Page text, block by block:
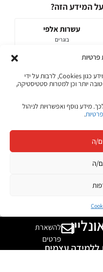
פרטיות
באתר זה נעשה שימוש בטכנולוגיות איסוף מידע כגון Cookies, לרבות על ידי
יותר וכן למטרות סטטיסטיקה,
נוסף ואפשרויות לניהול
.
ה
ה
המידע הזה?
עשרות אלפי
בוגרים
מרכז הדרכה
רשמי של
על ניסיון של עשרות שנים
ההייטק בישראל ועבודה שוטפת עם
מקצוע מהתעשייה.
ללמידה עצמית
להשארת
פרטים